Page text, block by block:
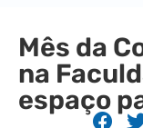
Mês da
na
espaço